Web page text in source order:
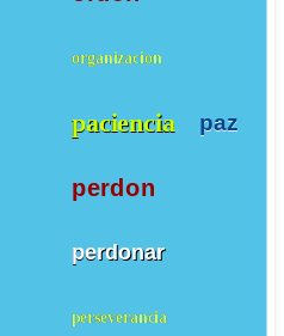
organizacion
paciencia paz
perdon
perdonar
perseverancia